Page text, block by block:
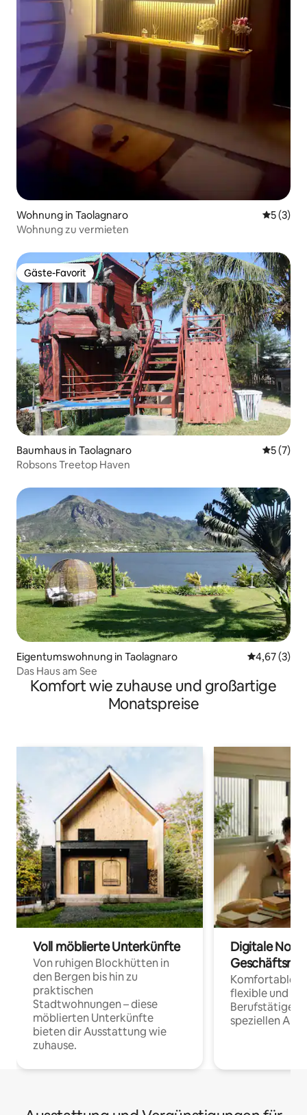
Wohnung in Taolagnaro
5 (3)
Wohnung zu vermieten
Gäste-Favorit
Gäste-Favorit
Baumhaus in Taolagnaro
5 (7)
Robsons Treetop Haven
Eigentumswohnung in Taolagnaro
4,67 (3)
Das Haus am See
Komfort wie zuhause und großartige
Monatspreise
Voll möblierte Unterkünfte
Von ruhigen Blockhütten in
den Bergen bis hin zu
praktischen
Stadtwohnungen – diese
möblierten Unterkünfte
bieten dir Ausstattung wie
zuhause.
Digitale
Komfortable
flexible und
Berufstätige
speziellen